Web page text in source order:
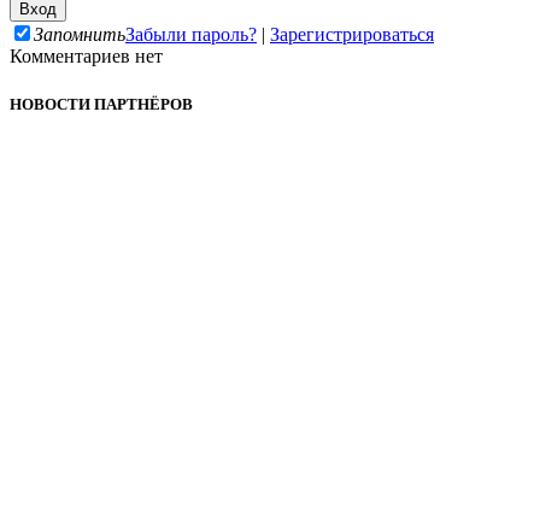
ЗапомнитьЗабыли пароль? | Зарегистрироваться
Комментариев нет
НОВОСТИ ПАРТНЁРОВ